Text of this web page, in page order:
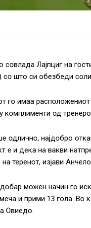
Лајпциг на
што си обезбеди
го имаа
комплименти од
одлично, најдобро
е и дека на вакви
теренот, изјави
можен начин го
и прими 13 гола. Во
Овиедо.